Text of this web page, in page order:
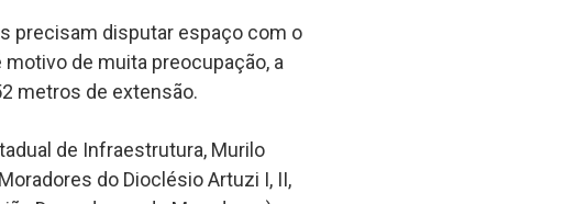
precisam disputar espaço com o
de muita preocupação, a
metros de extensão.
de Infraestrutura, Murilo
do Dioclésio Artuzi I, II,